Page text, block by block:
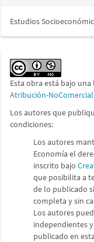
Estudios
Esta obra está bajo
Atribución-NoComercial
Los autores que
condiciones:
Los autores
Economía el
inscrito bajo
que posibilita a
de lo publicado
completa y sin
Los autores
independientes
publicado en